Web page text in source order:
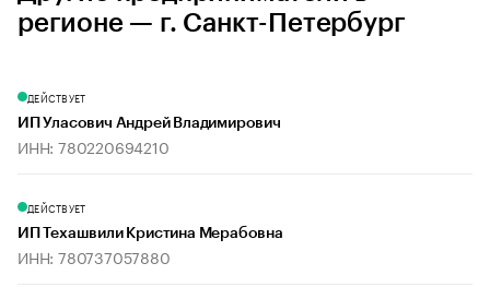
регионе — г. Санкт-Петербург
ДЕЙСТВУЕТ
ИП Уласович Андрей Владимирович
ИНН: 780220694210
ДЕЙСТВУЕТ
ИП Техашвили Кристина Мерабовна
ИНН: 780737057880